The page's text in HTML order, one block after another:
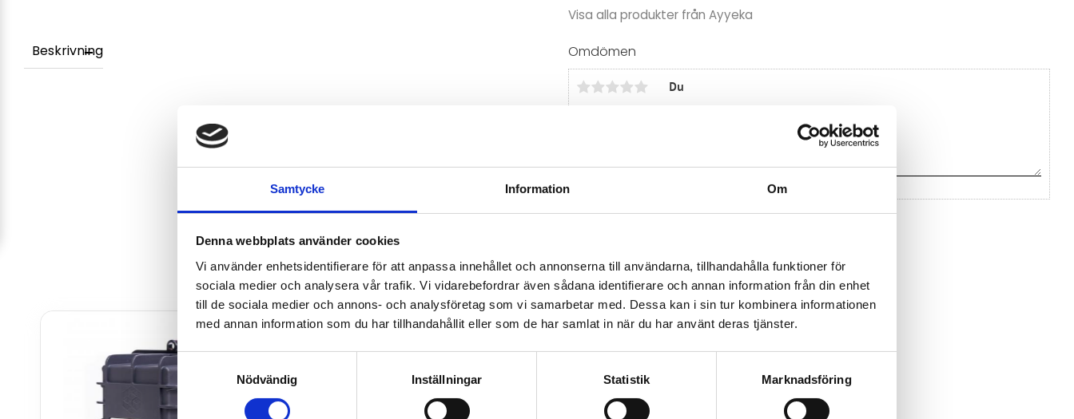
Samtycke Information Om
Denna webbplats använder cookies
Vi använder enhetsidentifierare för att anpassa innehållet och annonserna till användarna, tillhandahålla funktioner för
sociala medier och analysera vår trafik. Vi vidarebefordrar även sådana identifierare och annan information från din enhet
till de sociala medier och annons- och analysföretag som vi samarbetar med. Dessa kan i sin tur kombinera informationen
med annan information som du har tillhandahållit eller som de har samlat in när du har använt deras tjänster.
Samtyckesval
Nödvändig
Inställningar Statistik Marknadsföring
Visa alla produkter från Ayyeka
Beskrivning Omdömen
Du